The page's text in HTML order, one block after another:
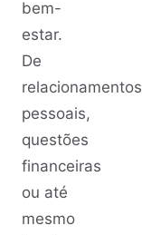
bem-
estar.
De
relacionamentos
pessoais,
questões
financeiras
ou até
mesmo